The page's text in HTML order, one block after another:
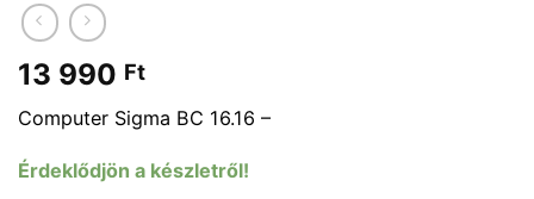
13 990 Ft
Computer Sigma BC 16.16 –
Érdeklődjön a készletről!